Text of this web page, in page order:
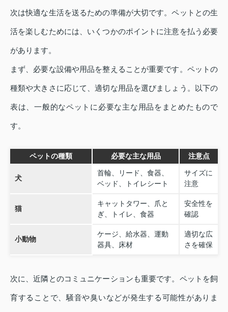
次は快適な生活を送るための準備が大切です。ペットとの生
活を楽しむためには、いくつかのポイントに注意を払う必要
があります。
まず、必要な設備や用品を整えることが重要です。ペットの
種類や大きさに応じて、適切な用品を選びましょう。以下の
表は、一般的なペットに必要な主な用品をまとめたもので
す。
ペットの種類 必要な主な用品 注意点
犬
首輪、リード、食器、
ベッド、トイレシート
サイズに
注意
猫
キャットタワー、爪と
ぎ、トイレ、食器
安全性を
確認
小動物
ケージ、給水器、運動
器具、床材
適切な広
さを確保
次に、近隣とのコミュニケーションも重要です。ペットを飼
育することで、騒音や臭いなどが発生する可能性がありま